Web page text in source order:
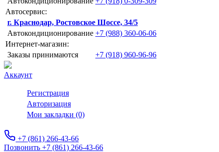
Автосервис:
г. Краснодар, Ростовское Шоссе, 34/5
Автокондиционирование +7 (988) 360-06-06
Интернет-магазин:
Заказы принимаются
+7 (918) 960-96-96
Аккаунт
Регистрация
Авторизация
Мои закладки (0)
+7 (861) 266-43-66
Позвонить +7 (861) 266-43-66